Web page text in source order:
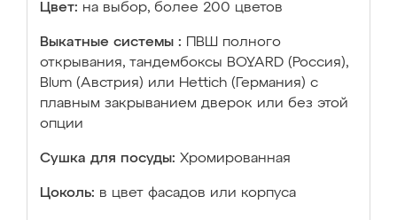
Цвет: на выбор, более 200 цветов
Выкатные системы :
ПВШ полного
открывания, тандембоксы BOYARD (Россия),
Blum (Австрия) или Hettich (Германия) с
плавным закрыванием дверок или без этой
опции
Сушка для посуды: Хромированная
Цоколь: в цвет фасадов или корпуса